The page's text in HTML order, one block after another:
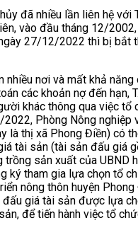
đã nhiều lần liên hệ với
vào đầu tháng 12/
27/12/2022 thì bị bắt
nhiều nơi và mất khả năng
các khoản nợ đến hạn,
khác thông qua việc tổ
Phòng Nông nghiệp
là thị xã Phong Điền) có
tài sản (tài sản đấu giá
sản xuất của UBND
ký tham gia lựa chọn tổ
nông thôn huyện Phong
đấu giá tài sản được lựa
để tiến hành việc tổ